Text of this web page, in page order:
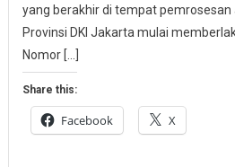
yang berakhir di tempat pemrosesan
Provinsi DKI Jakarta mulai
Nomor […]
Share this:
Facebook X